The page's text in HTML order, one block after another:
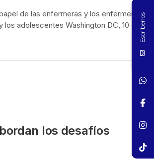
de las enfermeras y los enfermeros
los adolescentes Washington DC, 10 de
los desafíos
Escríbenos